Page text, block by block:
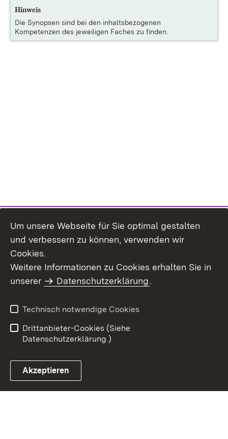
Hinweis
Die Synopsen sind bei den inhaltsbezogenen
Kompetenzen des jeweiligen Faches zu finden.
Um unsere Webseite für Sie optimal gestalten
und verbessern zu können, verwenden wir
Cookies.
Weitere Informationen zu Cookies erhalten Sie in
unserer
Datenschutzerklärung.
Technisch notwendige Cookies
Drittanbieter-Cookies (Siehe
Datenschutzerklärung.)
Akzeptieren